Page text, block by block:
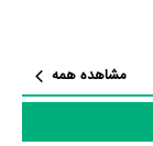
خوشبخت
مشاهده همه